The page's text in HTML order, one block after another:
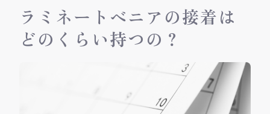
ラミネートベニアの接着は
どのくらい持つの？